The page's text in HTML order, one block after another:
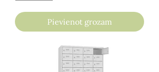
Pievienot grozam